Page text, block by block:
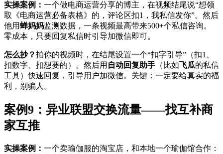
实操案例： 一个做电商运营分享的博主，在视频结尾说“想领
取《电商运营必备表格》的，评论区扣1，我私信发你”。然后
他用蝉妈妈监测数据，一条视频最高带来500+个私信咨询。
零成本，只要回复私信时引导加微信即可。
怎么抄？拍你的视频时，在结尾设置一个“扣字引导”（扣1、
扣数字、扣想要的）。然后用 自动回复助手 （比如飞瓜的私信
工具）快速回复，引导用户加微信。关键：一定要给真实的福
利，别骗人。
案例9：异业联盟交换流量——找互补商
家互推
实操案例： 一个卖瑜伽服的淘宝店，和本地一个瑜伽馆合作：